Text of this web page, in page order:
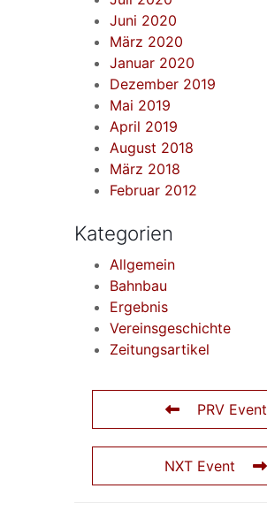
Juni 2020
März 2020
Januar 2020
Dezember 2019
Mai 2019
April 2019
August 2018
März 2018
Februar 2012
Kategorien
Allgemein
Bahnbau
Ergebnis
Vereinsgeschichte
Zeitungsartikel
PRV Event
NXT Event